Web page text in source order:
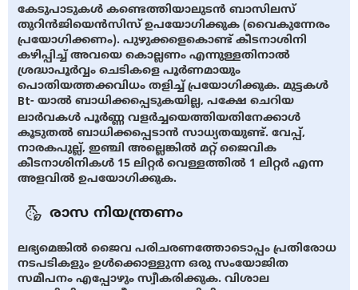
കേടുപാടുകൾ കണ്ടെത്തിയാലുടൻ ബാസിലസ്
തുറിൻ‌ജിയെൻസിസ് ഉപയോഗിക്കുക (വൈകുന്നേരം
പ്രയോഗിക്കണം). പുഴുക്കളെകൊണ്ട് കീടനാശിനി
കഴിപ്പിച്ച് അവയെ കൊല്ലണം എന്നുള്ളതിനാൽ
ശ്രദ്ധാപൂർവ്വം ചെടികളെ പൂർണമായും
പൊതിയത്തക്കവിധം തളിച്ച് പ്രയോഗിക്കുക. മുട്ടകൾ
Bt- യാൽ ബാധിക്കപ്പെടുകയില്ല, പക്ഷേ ചെറിയ
ലാർവകൾ പൂർണ്ണ വളർച്ചയെത്തിയതിനേക്കാൾ
കൂടുതൽ ബാധിക്കപ്പെടാൻ സാധ്യതയുണ്ട്. വേപ്പ്,
നാരകപുല്ല്, ഇഞ്ചി അല്ലെങ്കിൽ മറ്റ് ജൈവിക
കീടനാശിനികൾ 15 ലിറ്റർ വെള്ളത്തിൽ 1 ലിറ്റർ എന്ന
അളവിൽ ഉപയോഗിക്കുക.
രാസ നിയന്ത്രണം
ലഭ്യമെങ്കിൽ ജൈവ പരിചരണത്തോടൊപ്പം പ്രതിരോധ
നടപടികളും ഉൾക്കൊള്ളുന്ന ഒരു സംയോജിത
സമീപനം എപ്പോഴും സ്വീകരിക്കുക. വിശാല